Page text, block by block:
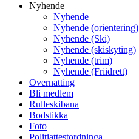
Nyhende
Nyhende
Nyhende (orientering)
Nyhende (Ski)
Nyhende (skiskyting)
Nyhende (trim)
Nyhende (Friidrett)
Overnatting
Bli medlem
Rulleskibana
Bodstikka
Foto
Politiattestordninga